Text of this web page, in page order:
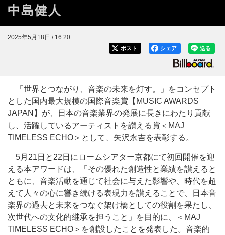
中島健人
2025年5月18日 / 16:20
送る
シェア
ポスト
「世界とつながり、音楽の未来を灯す。」をコンセプト
とした国内最大規模の国際音楽賞【MUSIC AWARDS
JAPAN】が、日本の音楽業界の発展に長きにわたり貢献
し、活躍しているアーティストを讃える賞＜MAJ
TIMELESS ECHO＞として、矢沢永吉を表彰する。
5月21日と22日にロームシアター京都にて初回開催を迎
える本アワードは、「その優れた創造性と業績を讃えると
ともに、音楽活動を通じて社会に与えた影響や、時代を超
えて人々の心に響き続ける表現力を讃えることで、日本音
楽界の過去と未来をつなぐ架け橋としての役割を果たし、
次世代への文化的継承を担うこと」を目的に、＜MAJ
TIMELESS ECHO＞を創設したことを発表した。音楽的